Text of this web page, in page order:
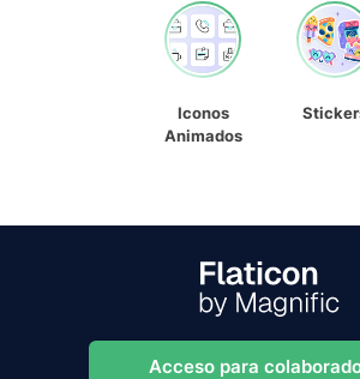
Iconos
Animados
Acceso para